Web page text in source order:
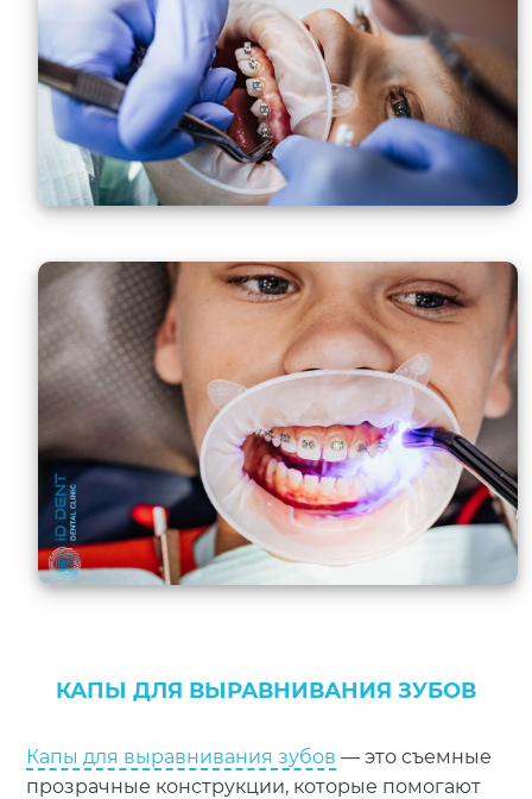
КАПЫ ДЛЯ ВЫРАВНИВАНИЯ ЗУБОВ
Капы для выравнивания зубов — это съемные
прозрачные конструкции, которые помогают